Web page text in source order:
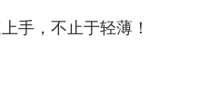
手，不止于轻薄！